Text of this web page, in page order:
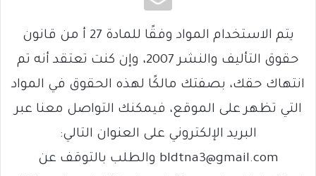
يتم الاستخدام المواد وفقًا للمادة 27 أ من قانون
حقوق التأليف والنشر 2007، وإن كنت تعتقد أنه تم
انتهاك حقك، بصفتك مالكًا لهذه الحقوق في المواد
التي تظهر على الموقع، فيمكنك التواصل معنا عبر
البريد الإلكتروني على العنوان التالي:
bldtna3@gmail.com والطلب بالتوقف عن